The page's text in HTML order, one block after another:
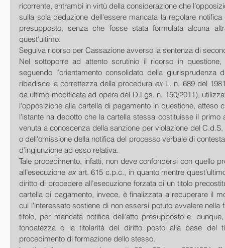
ricorrente, entrambi in virtù della considerazione che
sulla sola deduzione dell'essere mancata la regolare notifica
presupposto, senza che fosse stata formulata alcuna
quest'ultimo.
Seguiva ricorso per Cassazione avverso la sentenza di
Nel sottoporre ad attento scrutinio il ricorso in questione,
seguendo l’orientamento consolidato della giurisprudenza
ribadisce la correttezza della procedura ex L. n. 689 del
da ultimo modificata ad opera del D.Lgs. n. 150/2011),
l'opposizione alla cartella di pagamento in questione, atteso
l'istante ha dedotto che la cartella stessa costituisse il primo
venuta a conoscenza della sanzione per violazione del
o dell'omissione della notifica del processo verbale di
d’ingiunzione ad esso relativa.
Tale procedimento, infatti, non deve confondersi con quello
all’esecuzione ex art. 615 c.p.c., in quanto mentre
diritto di procedere all’esecuzione forzata di un titolo
cartella di pagamento, invece, è finalizzata a recuperare il
cui l'interessato sostiene di non essersi potuto avvalere nella
titolo, per mancata notifica dell'atto presupposto e,
fondatezza o la titolarità del diritto posto alla base del
procedimento di formazione dello stesso.